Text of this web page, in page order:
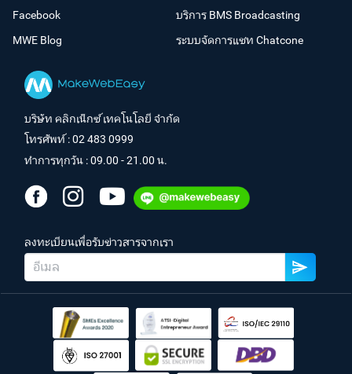
Facebook
MWE Blog
บริการ BMS Broadcasting
ระบบจัดการแชท Chatcone
บริษัท คลิกเน็กซ์ เทคโนโลยี จำกัด
โทรศัพท์ :02 483 0999
ทำการทุกวัน : 09.00 - 21.00 น.
ลงทะเบียนเพื่อรับข่าวสารจากเรา